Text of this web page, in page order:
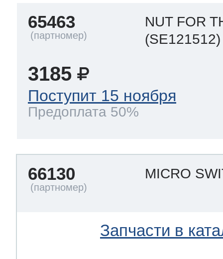
65463
NUT FOR
(SE121512)
3185
Поступит 15 ноября
Предоплата 50%
66130 MICRO
Запчасти в